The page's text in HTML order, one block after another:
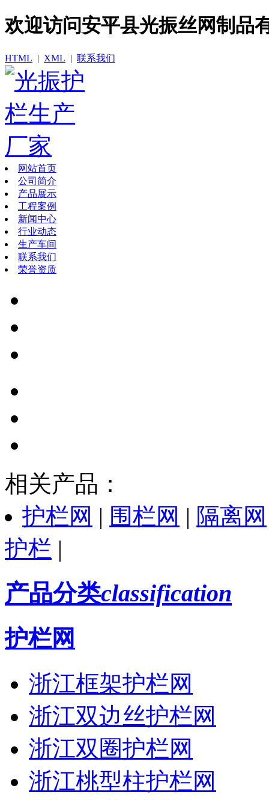
欢迎访问​安平县光振丝网制品
HTML | XML | 联系我们
网站首页
公司简介
产品展示
工程案例
新闻中心
行业动态
生产车间
联系我们
荣誉资质
相关产品：
护栏网 | 围栏网 | 隔离网
护栏 |
产品分类classification
护栏网
浙江框架护栏网
浙江双边丝护栏网
浙江双圈护栏网
浙江桃型柱护栏网